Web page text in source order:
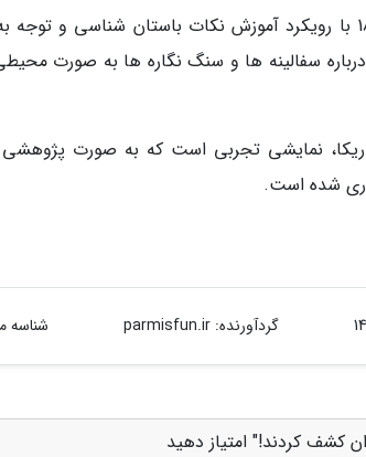
این نمایش متفاوت از 11 خرداد تا 7 تیر از ساعت 18 با رویکرد آموزش نکات
سفالینه ها و سنگ نگاره ها به صورت
نمایشی تجربی است که به صورت
شده است.
گردآورنده:parmisfun.ir شناسه
کشف کردند!" امتیاز دهید